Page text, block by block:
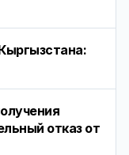
отказ от